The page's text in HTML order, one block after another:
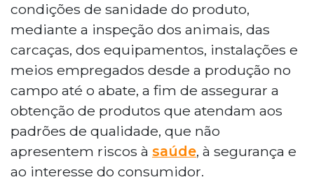
condições de sanidade do produto,
mediante a inspeção dos animais, das
carcaças, dos equipamentos, instalações e
meios empregados desde a produção no
campo até o abate, a fim de assegurar a
obtenção de produtos que atendam aos
padrões de qualidade, que não
apresentem riscos à saúde, à segurança e
ao interesse do consumidor.